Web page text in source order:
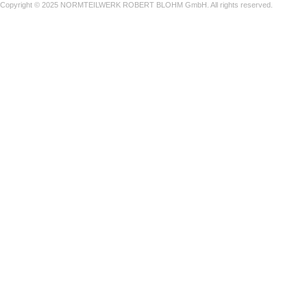
Copyright © 2025 NORMTEILWERK ROBERT BLOHM GmbH. All rights reserved.